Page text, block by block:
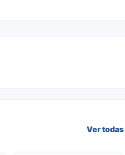
Ver todas